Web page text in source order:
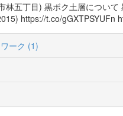
五丁目) 黒ボク土層につい
https://t.co/gGXTPSYUFn
ーク (1)